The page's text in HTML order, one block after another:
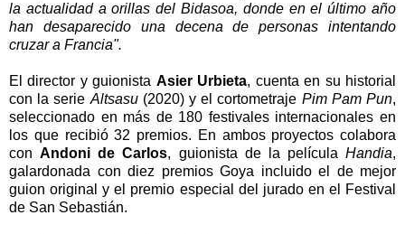
la actualidad a orillas del Bidasoa, donde en el último año
han desaparecido una decena de personas intentando
cruzar a Francia".
El director y guionista Asier Urbieta, cuenta en su historial
con la serie Altsasu (2020) y el cortometraje Pim Pam Pun,
seleccionado en más de 180 festivales internacionales en
los que recibió 32 premios. En ambos proyectos colabora
conAndoni de Carlos, guionista de la película Handia,
galardonada con diez premios Goya incluido el de mejor
guion original y el premio especial del jurado en el Festival
de San Sebastián.